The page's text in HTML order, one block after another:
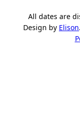
All dates are
Design by Elison